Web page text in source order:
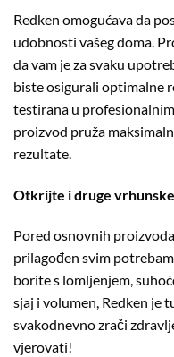
Redken omogućava da
udobnosti vašeg doma.
da vam je za svaku
biste osigurali optimalne
testirana u
proizvod pruža
rezultate.
Otkrijte i druge
Pored osnovnih
prilagođen svim
borite s lomljenjem,
sjaj i volumen, Redken je
svakodnevno zrači
vjerovati!